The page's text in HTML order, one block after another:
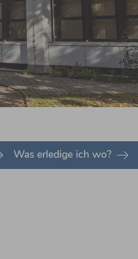
Was erledige ich wo?